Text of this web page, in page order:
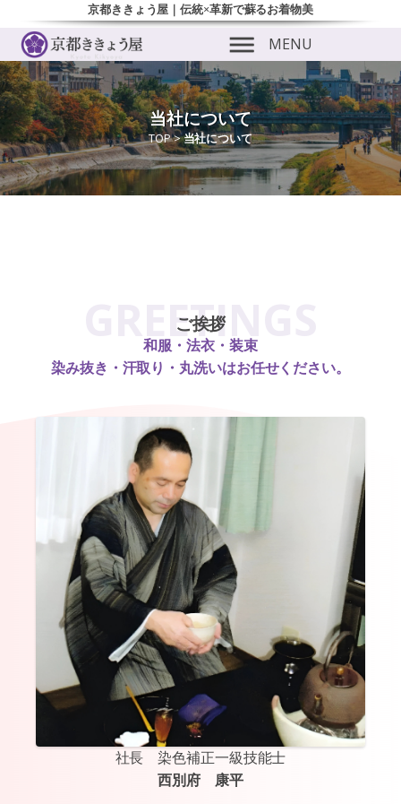
京都ききょう屋｜伝統×革新で蘇るお着物美
MENU
当社について
TOP>当社について
GREETINGS
ご挨拶
和服・法衣・装束
染み抜き・汗取り・丸洗いはお任せください。
社長 染色補正一級技能士
西別府 康平